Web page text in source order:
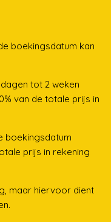
boekingsdatum kan
tot 2 weken
van de totale prijs in
boekingsdatum
prijs in rekening
maar hiervoor dient